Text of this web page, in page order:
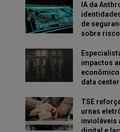
IA da
de
sobre
impactos
data
TSE
urnas
invioláveis